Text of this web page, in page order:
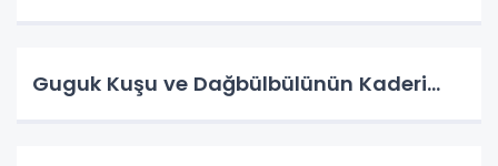
Guguk Kuşu ve Dağbülbülünün Kaderi…